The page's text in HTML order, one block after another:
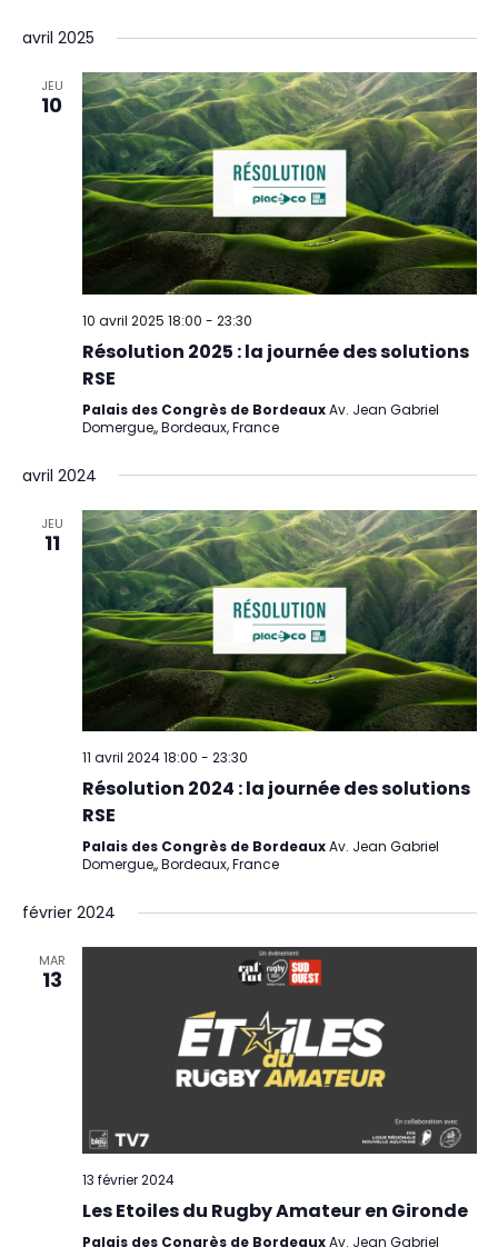
avril 2025
JEU
10
10 avril 2025 18:00 - 23:30
Résolution 2025 : la journée des solutions
RSE
Palais des Congrès de BordeauxAv. Jean Gabriel
Domergue,, Bordeaux, France
avril 2024
JEU
11
11 avril 2024 18:00 - 23:30
Résolution 2024 : la journée des solutions
RSE
Palais des Congrès de BordeauxAv. Jean Gabriel
Domergue,, Bordeaux, France
février 2024
MAR
13
13 février 2024
Les Etoiles du Rugby Amateur en Gironde
Palais des Congrès de BordeauxAv. Jean Gabriel